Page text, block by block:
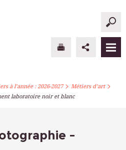
ATELIERS
À L’ANNÉE
à l’année : 2026-2027> Métiers d’art>
laboratoire noir et blanc
-